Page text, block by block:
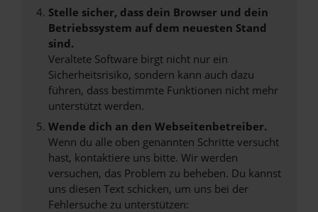
Stelle sicher, dass dein Browser und dein
Betriebssystem auf dem neuesten Stand
sind.
Veraltete Software birgt nicht nur ein
Sicherheitsrisiko, sondern kann auch dazu
führen, dass bestimmte Funktionen nicht mehr
unterstützt werden.
Wende dich an den Webseitenbetreiber.
Wenn du alle oben genannten Schritte versucht
hast, kontaktiere uns bitte. Wir werden
versuchen, das Problem zu beheben. Du kannst
uns diesen Text schicken, um uns bei der
Fehlersuche zu unterstützen: